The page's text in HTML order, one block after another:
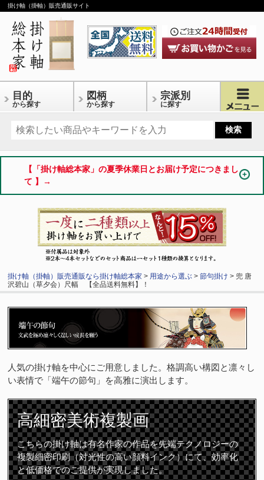
掛け軸（掛軸）販売通販サイト
目的
から探す
図柄
から探す
宗派別
に探す
【「掛け軸総本家」の夏季休業日とお届け予定につきまし
て 】→
掛け軸（掛軸）販売通販なら掛け軸総本家 > 用途から選ぶ >節句掛け > 兜 唐
沢碧山（草夕会）尺幅 【全品送料無料】！
人気の掛け軸を中心にご用意しました。格調高い構図と凛々し
い表情で「端午の節句」を高雅に演出します。
高細密美術複製画
こちらの掛け軸は有名作家の作品を先端テクノロジーの
複製細密印刷（対光性の高い顔料インク）にて、効率化
と低価格でのご提供が実現しました。